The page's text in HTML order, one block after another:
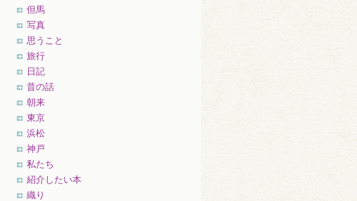
但馬
写真
思うこと
旅行
日記
昔の話
朝来
東京
浜松
神戸
私たち
紹介したい本
織り